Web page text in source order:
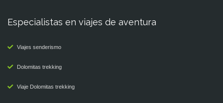
Especialistas en viajes de aventura
Viajes senderismo
Dolomitas trekking
Viaje Dolomitas trekking